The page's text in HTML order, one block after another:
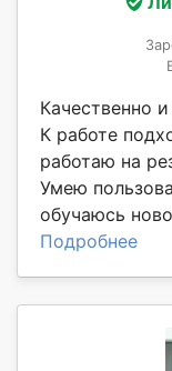
Качественно
К работе
работаю на
Умею
обучаюсь
Подробнее